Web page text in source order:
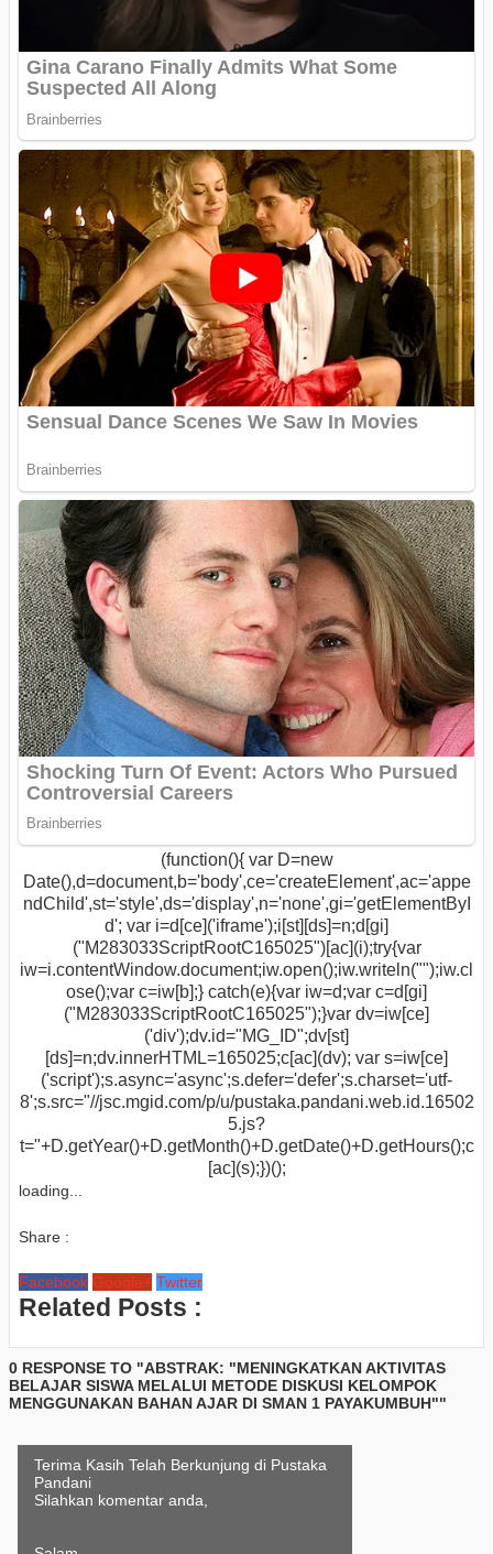
(function(){ var D=new
Date(),d=document,b='body',ce='createElement',ac='appe
ndChild',st='style',ds='display',n='none',gi='getElementByI
d'; var i=d[ce]('iframe');i[st][ds]=n;d[gi]
("M283033ScriptRootC165025")[ac](i);try{var
iw=i.contentWindow.document;iw.open();iw.writeln("");iw.cl
ose();var c=iw[b];} catch(e){var iw=d;var c=d[gi]
("M283033ScriptRootC165025");}var dv=iw[ce]
('div');dv.id="MG_ID";dv[st]
[ds]=n;dv.innerHTML=165025;c[ac](dv); var s=iw[ce]
('script');s.async='async';s.defer='defer';s.charset='utf-
8';s.src="//jsc.mgid.com/p/u/pustaka.pandani.web.id.16502
5.js?
t="+D.getYear()+D.getMonth()+D.getDate()+D.getHours();c
[ac](s);})();
loading...
Share :
Facebook Google+ Twitter
Related Posts :
0 RESPONSE TO "ABSTRAK: "MENINGKATKAN AKTIVITAS
BELAJAR SISWA MELALUI METODE DISKUSI KELOMPOK
MENGGUNAKAN BAHAN AJAR DI SMAN 1 PAYAKUMBUH""
Terima Kasih Telah Berkunjung di Pustaka
Pandani
Silahkan komentar anda,